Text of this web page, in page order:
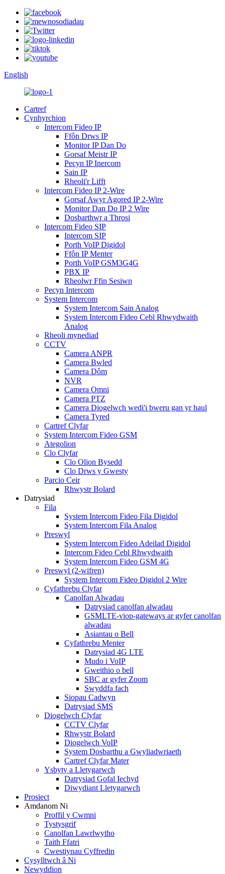
English
Cartref
Cynhyrchion
Intercom Fideo IP
Ffôn Drws IP
Monitor IP Dan Do
Gorsaf Meistr IP
Pecyn IP Inercom
Sain IP
Rheoli'r Lifft
Intercom Fideo IP 2-Wire
Gorsaf Awyr Agored IP 2-Wire
Monitor Dan Do IP 2 Wire
Dosbarthwr a Throsi
Intercom Fideo SIP
Intercom SIP
Porth VoIP Digidol
Ffôn IP Menter
Porth VoIP GSM3G4G
PBX IP
Rheolwr Ffin Sesiwn
Pecyn Intercom
System Intercom
System Intercom Sain Analog
System Intercom Fideo Cebl Rhwydwaith
Analog
Rheoli mynediad
CCTV
Camera ANPR
Camera Bwled
Camera Dôm
NVR
Camera Omni
Camera PTZ
Camera Diogelwch wedi'i bweru gan yr haul
Camera Tyred
Cartref Clyfar
System Intercom Fideo GSM
Ategolion
Clo Clyfar
Clo Olion Bysedd
Clo Drws y Gwesty
Parcio Ceir
Rhwystr Bolard
Datrysiad
Fila
System Intercom Fideo Fila Digidol
System Intercom Fila Analog
Preswyl
System Intercom Fideo Adeilad Digidol
Intercom Fideo Cebl Rhwydwaith
System Intercom Fideo GSM 4G
Preswyl (2-wifren)
System Intercom Fideo Digidol 2 Wire
Cyfathrebu Clyfar
Canolfan Alwadau
Datrysiad canolfan alwadau
GSMLTE-viop-gateways ar gyfer canolfan
alwadau
Asiantau o Bell
Cyfathrebu Menter
Datrysiad 4G LTE
Mudo i VoIP
Gweithio o bell
SBC ar gyfer Zoom
Swyddfa fach
Siopau Cadwyn
Datrysiad SMS
Diogelwch Clyfar
CCTV Clyfar
Rhwystr Bolard
Diogelwch VoIP
System Dosbarthu a Gwyliadwriaeth
Cartref Clyfar Mater
Ysbyty a Lletygarwch
Datrysiad Gofal Iechyd
Diwydiant Lletygarwch
Prosiect
Amdanom Ni
Proffil y Cwmni
Tystysgrif
Canolfan Lawrlwytho
Taith Ffatri
Cwestiynau Cyffredin
Cysylltwch â Ni
Newyddion